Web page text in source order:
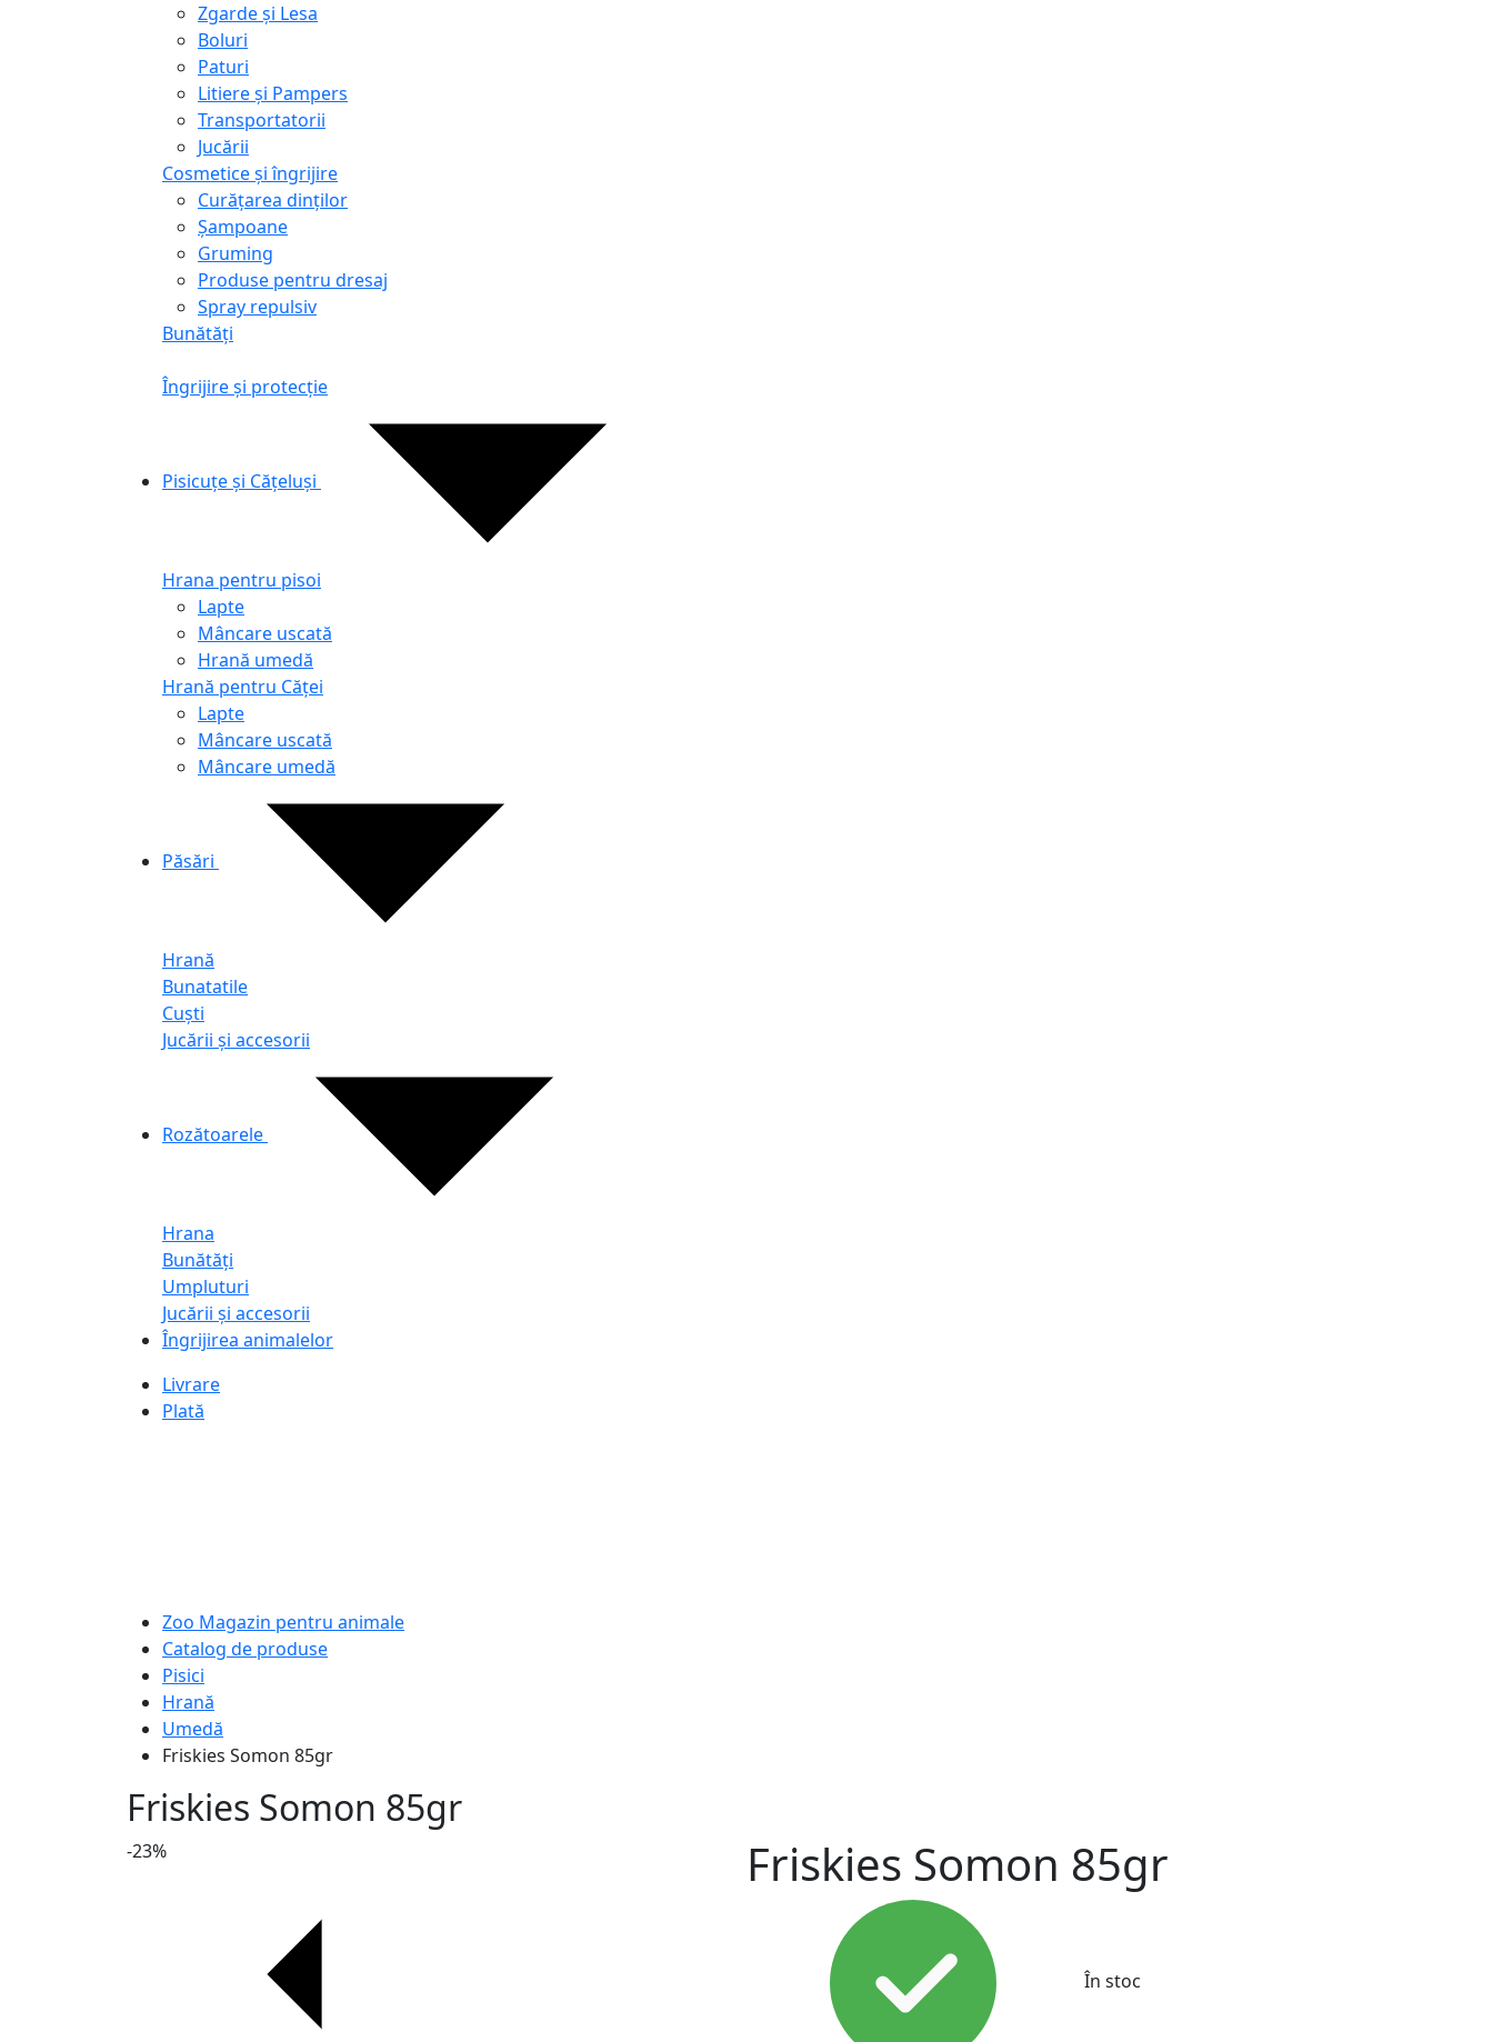
Zgarde și Lesa
Boluri
Paturi
Litiere și Pampers
Transportatorii
Jucării
Cosmetice și îngrijire
Curățarea dinților
Șampoane
Gruming
Produse pentru dresaj
Spray repulsiv
Bunătăți
Îngrijire și protecție
Pisicuțe și Cățeluși
Hrana pentru pisoi
Lapte
Mâncare uscată
Hrană umedă
Hrană pentru Căței
Lapte
Mâncare uscată
Mâncare umedă
Păsări
Hrană
Bunatatile
Cuști
Jucării și accesorii
Rozătoarele
Hrana
Bunătăți
Umpluturi
Jucării și accesorii
Îngrijirea animalelor
Livrare
Plată
Zoo Magazin pentru animale
Catalog de produse
Pisici
Hrană
Umedă
Friskies Somon 85gr
Friskies Somon 85gr
-23% Friskies Somon 85gr
În stoc